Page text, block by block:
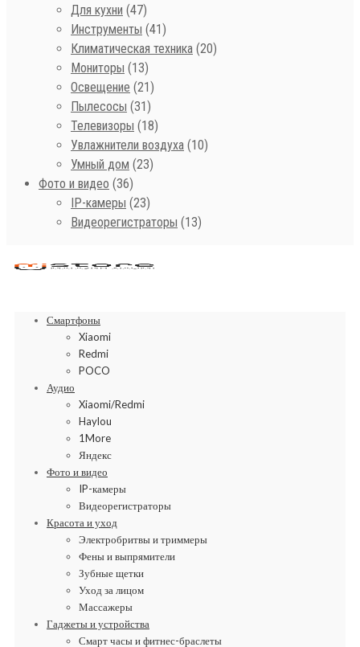
Для кухни (47)
Инструменты (41)
Климатическая техника (20)
Мониторы (13)
Освещение (21)
Пылесосы (31)
Телевизоры (18)
Увлажнители воздуха (10)
Умный дом (23)
Фото и видео (36)
IP-камеры (23)
Видеорегистраторы (13)
Смартфоны
Xiaomi
Redmi
POCO
Аудио
Xiaomi/Redmi
Haylou
1More
Яндекс
Фото и видео
IP-камеры
Видеорегистраторы
Красота и уход
Электробритвы и триммеры
Фены и выпрямители
Зубные щетки
Уход за лицом
Массажеры
Гаджеты и устройства
Смарт часы и фитнес-браслеты